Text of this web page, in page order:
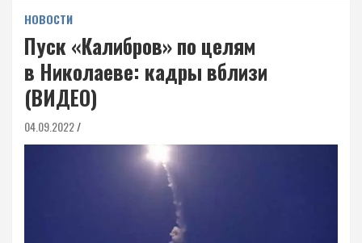
НОВОСТИ
Пуск «Калибров» по целям
в Николаеве: кадры вблизи
(ВИДЕО)
04.09.2022